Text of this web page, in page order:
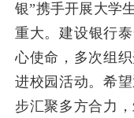
银”携手开展大学
重大。建设银行
心使命，多次组
进校园活动。希
步汇聚多方合力